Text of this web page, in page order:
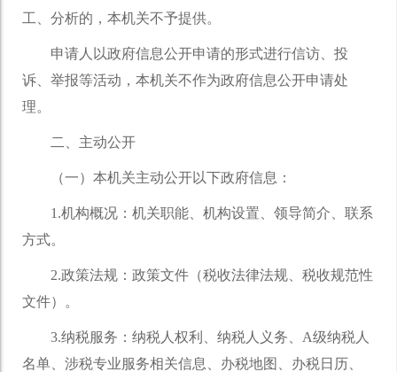
工、分析的，本机关不予提供。
申请人以政府信息公开申请的形式进行信访、投
诉、举报等活动，本机关不作为政府信息公开申请处
理。
二、主动公开
（一）本机关主动公开以下政府信息：
1.机构概况：机关职能、机构设置、领导简介、联系
方式。
2.政策法规：政策文件（税收法律法规、税收规范性
文件）。
3.纳税服务：纳税人权利、纳税人义务、A级纳税人
名单、涉税专业服务相关信息、办税地图、办税日历、